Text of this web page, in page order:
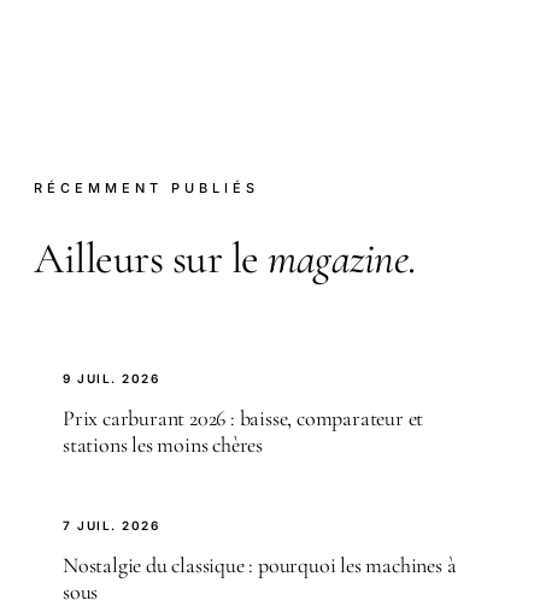
RÉCEMMENT PUBLIÉS
Ailleurs sur le magazine.
9 JUIL. 2026
Prix carburant 2026 : baisse, comparateur et
stations les moins chères
7 JUIL. 2026
Nostalgie du classique : pourquoi les machines à
sous